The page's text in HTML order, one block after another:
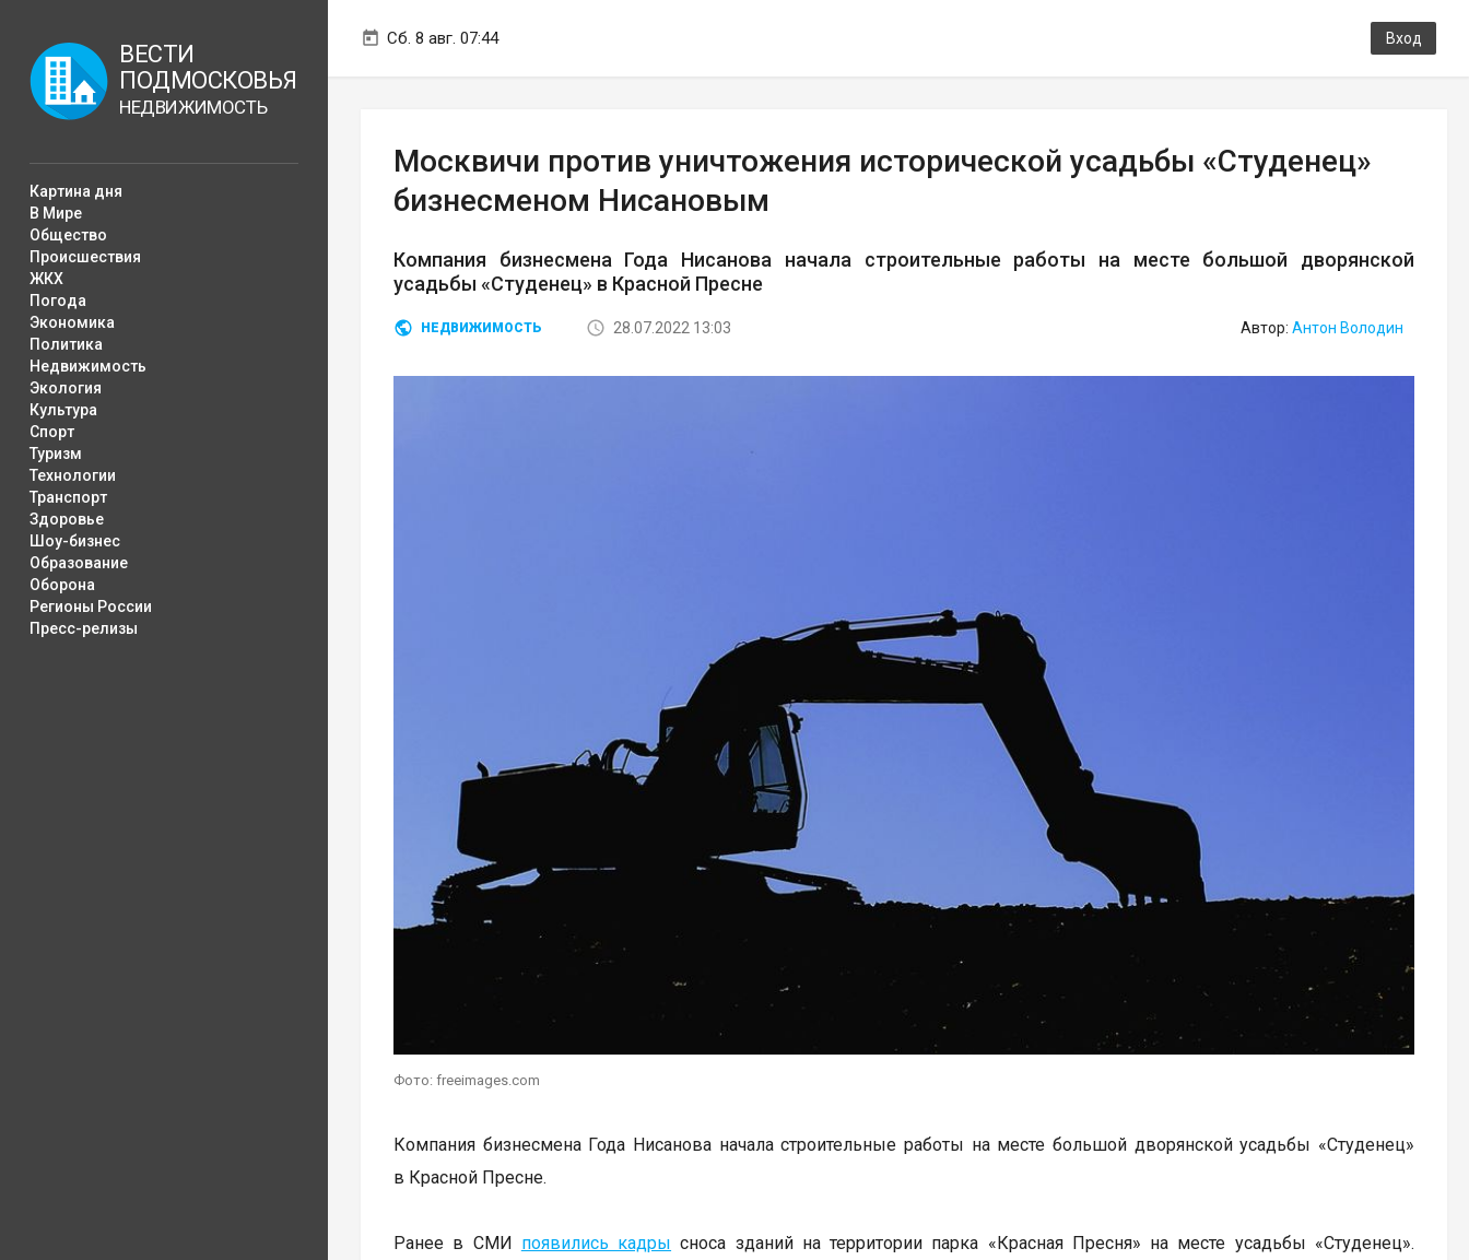
Сб. 8 авг. 07:44 Вход
ВЕСТИ
ПОДМОСКОВЬЯ
НЕДВИЖИМОСТЬ
Картина дня
В Мире
Общество
Происшествия
ЖКХ
Погода
Экономика
Политика
Недвижимость
Экология
Культура
Спорт
Туризм
Технологии
Транспорт
Здоровье
Шоу-бизнес
Образование
Оборона
Регионы России
Пресс-релизы
Москвичи против уничтожения исторической усадьбы «Студенец»
бизнесменом Нисановым
Компания бизнесмена Года Нисанова начала строительные работы на месте большой дворянской
усадьбы «Студенец» в Красной Пресне
НЕДВИЖИМОСТЬ 28.07.2022 13:03 Автор: Антон Володин
Фото: freeimages.com
Компания бизнесмена Года Нисанова начала строительные работы на месте большой дворянской усадьбы «Студенец»
в Красной Пресне.
Ранее в СМИ появились кадры сноса зданий на территории парка «Красная Пресня» на месте усадьбы «Студенец».